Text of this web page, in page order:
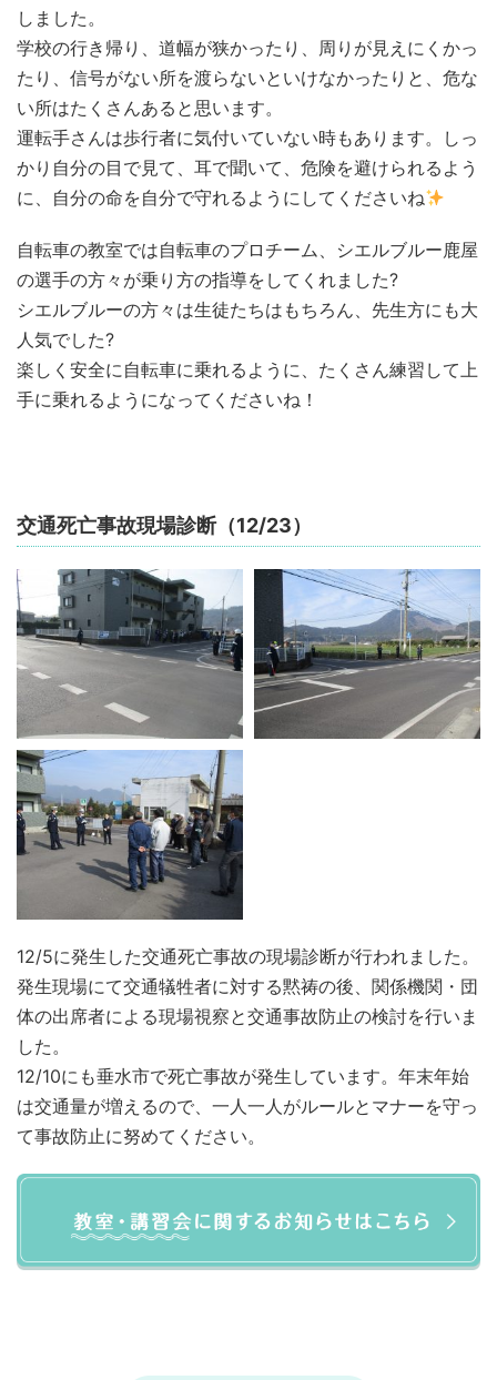
しました。
学校の行き帰り、道幅が狭かったり、周りが見えにくかっ
たり、信号がない所を渡らないといけなかったりと、危な
い所はたくさんあると思います。
運転手さんは歩行者に気付いていない時もあります。しっ
かり自分の目で見て、耳で聞いて、危険を避けられるよう
に、自分の命を自分で守れるようにしてくださいね
自転車の教室では自転車のプロチーム、シエルブルー鹿屋
の選手の方々が乗り方の指導をしてくれました?
シエルブルーの方々は生徒たちはもちろん、先生方にも大
人気でした?
楽しく安全に自転車に乗れるように、たくさん練習して上
手に乗れるようになってくださいね！
交通死亡事故現場診断（12/23）
12/5に発生した交通死亡事故の現場診断が行われました。
発生現場にて交通犠牲者に対する黙祷の後、関係機関・団
体の出席者による現場視察と交通事故防止の検討を行いま
した。
12/10にも垂水市で死亡事故が発生しています。年末年始
は交通量が増えるので、一人一人がルールとマナーを守っ
て事故防止に努めてください。